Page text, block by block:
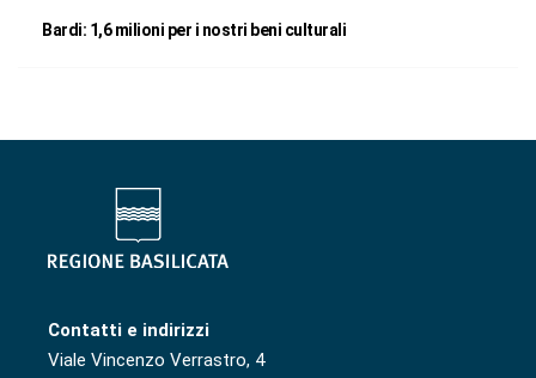
Bardi: 1,6 milioni per i nostri beni culturali
Contatti e indirizzi
Viale Vincenzo Verrastro, 4